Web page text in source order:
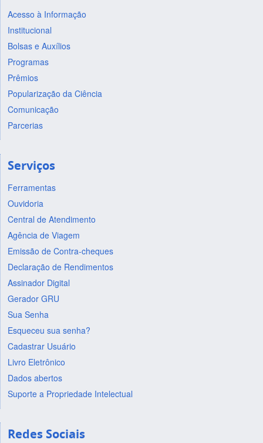
Acesso à Informação
Institucional
Bolsas e Auxílios
Programas
Prêmios
Popularização da Ciência
Comunicação
Parcerias
Serviços
Ferramentas
Ouvidoria
Central de Atendimento
Agência de Viagem
Emissão de Contra-cheques
Declaração de Rendimentos
Assinador Digital
Gerador GRU
Sua Senha
Esqueceu sua senha?
Cadastrar Usuário
Livro Eletrônico
Dados abertos
Suporte a Propriedade Intelectual
Redes Sociais